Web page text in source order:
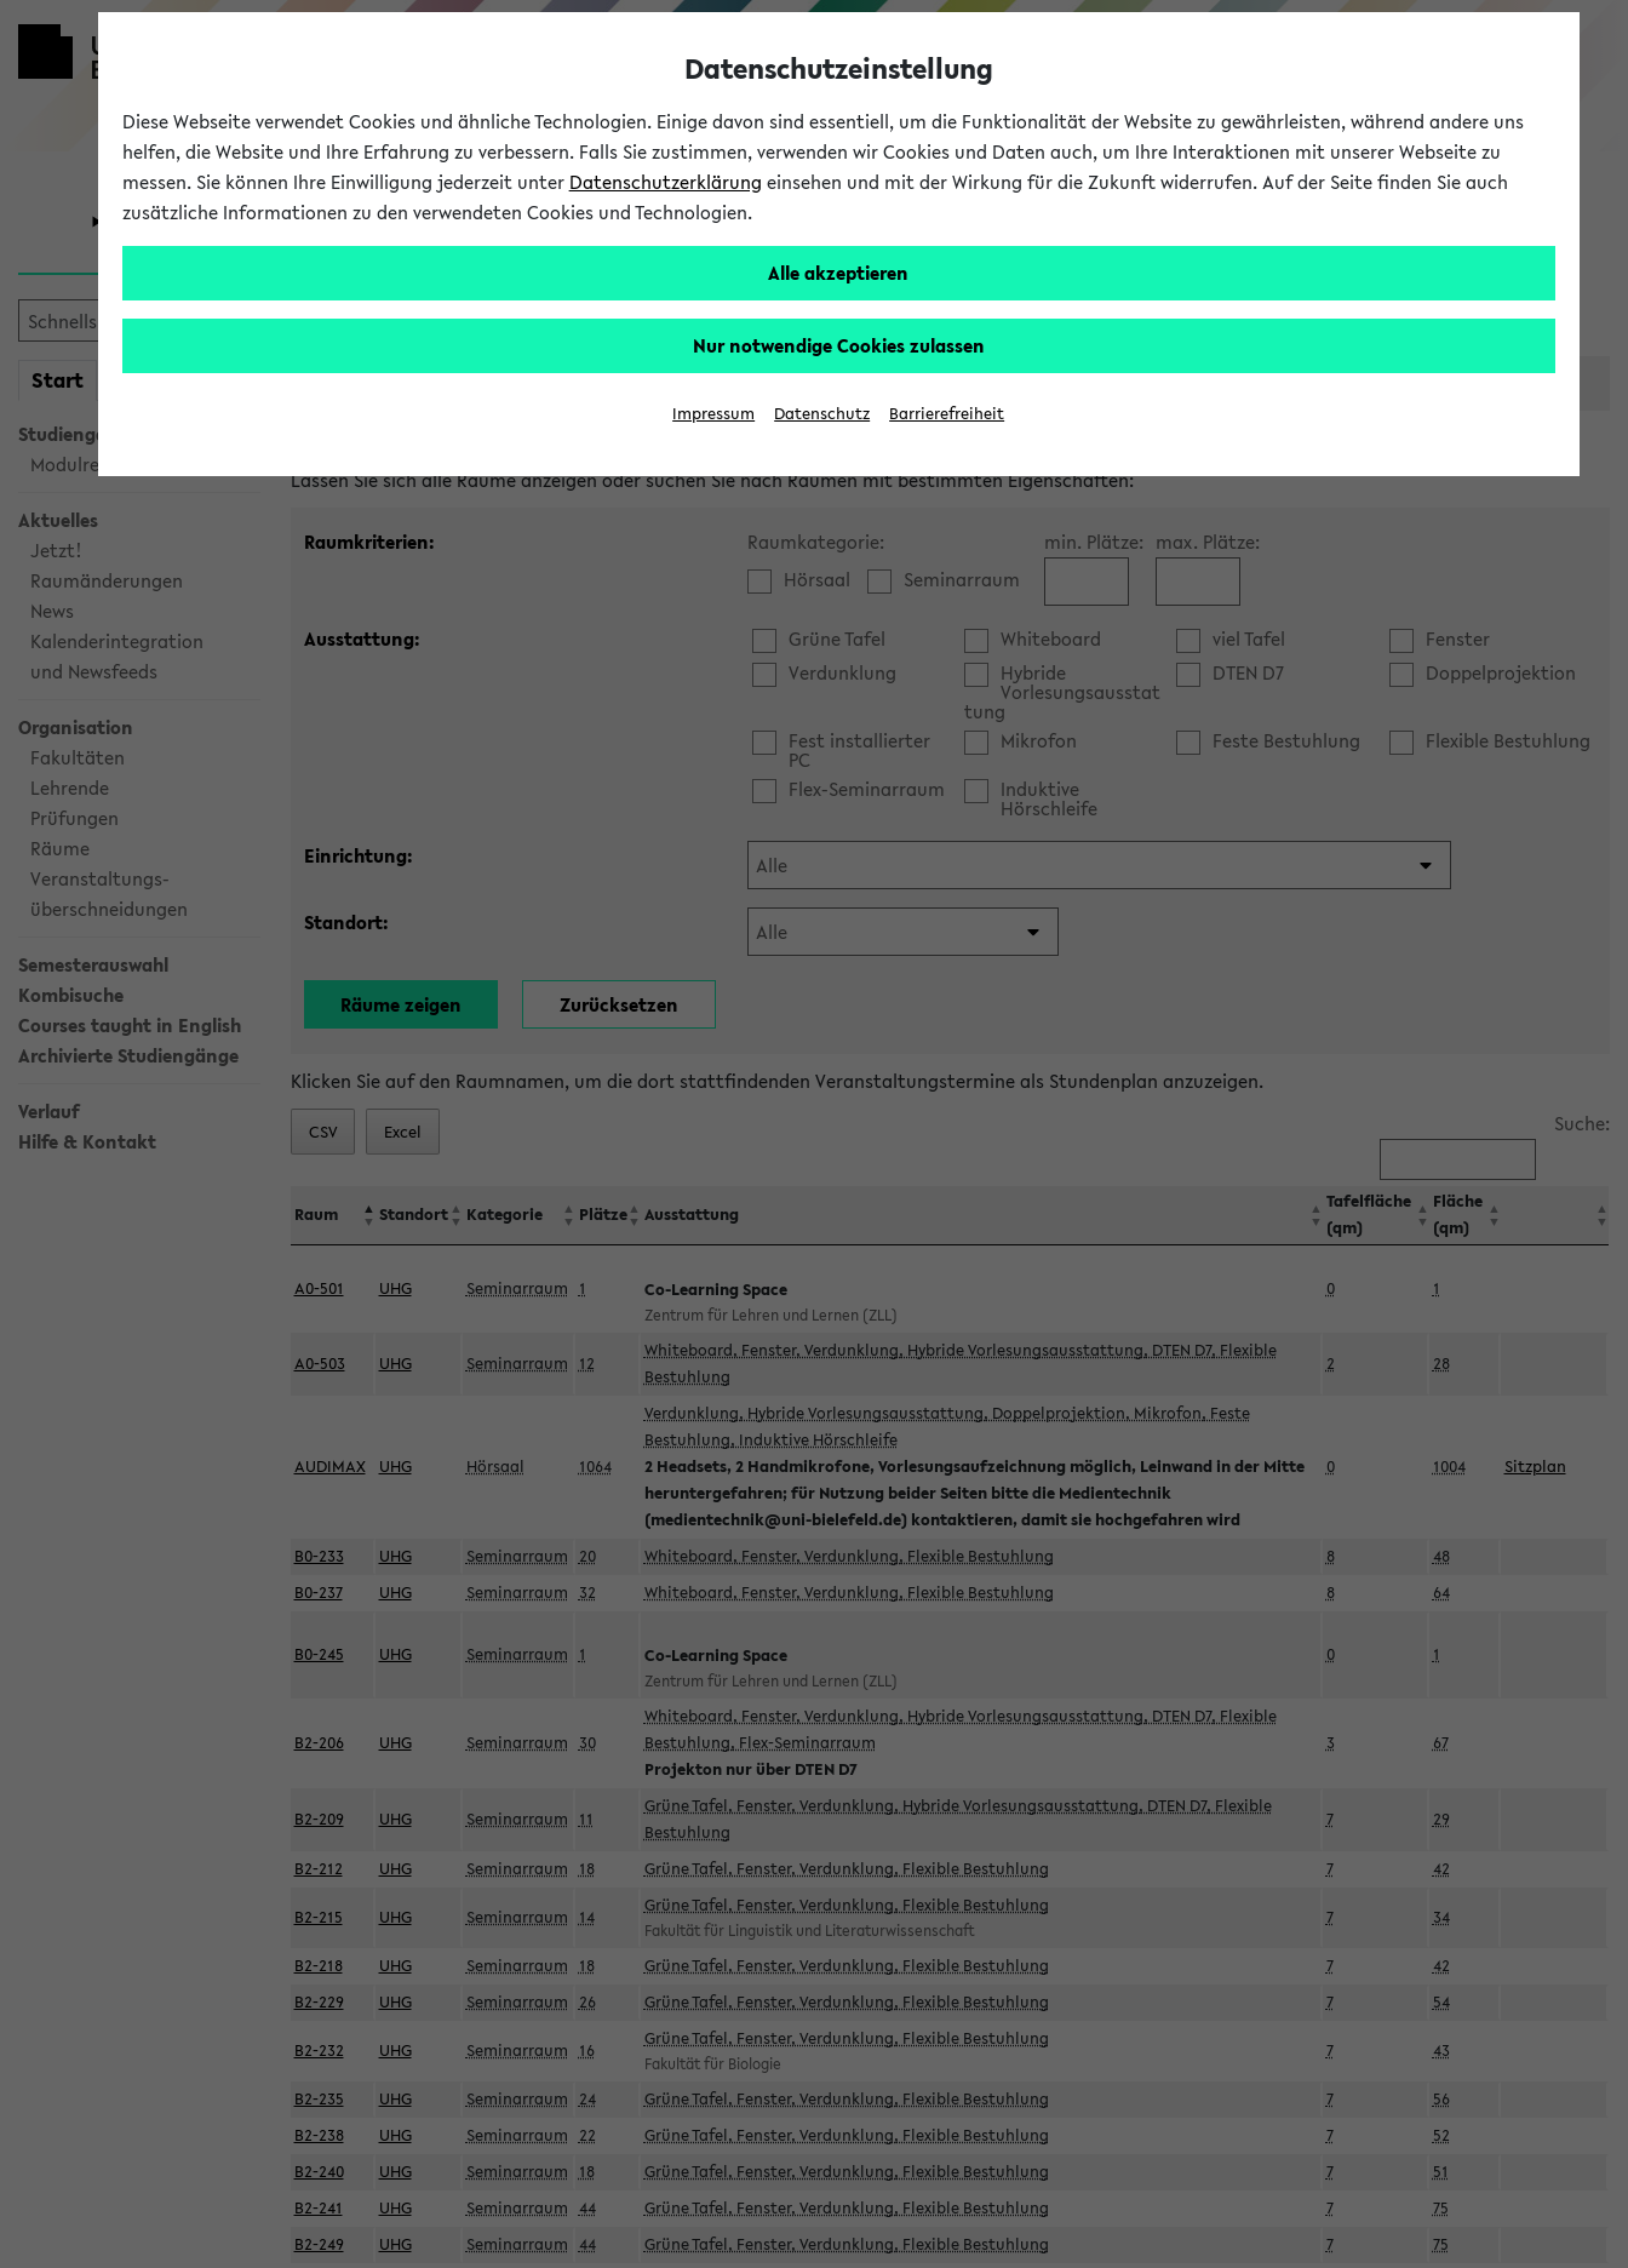
eKVV
Universität Forschung Studium
Start meineKVV
Studiengangsauswahl
Modulrecherche
Aktuelles
Jetzt!
Raumänderungen
News
Kalenderintegration
und Newsfeeds
Organisation
Fakultäten
Lehrende
Prüfungen
Räume
Veranstaltungs-
überschneidungen
Semesterauswahl
Kombisuche
Courses taught in English
Archivierte Studiengänge
Verlauf
Hilfe & Kontakt
Im eKVV verwaltete Räume
Lassen Sie sich alle Räume anzeigen oder suchen Sie nach Räumen mit bestimmten Eigenschaften:
Raumkriterien:
Raumkategorie:
Hörsaal
Seminarraum
min. Plätze: max. Plätze:
Ausstattung: Grüne Tafel Whiteboard viel Tafel
Fenster
Verdunklung
Hybride
Vorlesungsausstat
tung
DTEN D7 Doppelprojektion
Fest installierter
PC
Mikrofon Feste Bestuhlung
Flexible Bestuhlung
Flex-Seminarraum
Induktive
Hörschleife
Einrichtung:
Standort:
Klicken Sie auf den Raumnamen, um die dort stattfindenden Veranstaltungstermine als Stundenplan anzuzeigen.
CSV Excel Suche:
Raum Standort Kategorie Plätze Ausstattung
Tafelfläche
(qm)
Fläche
(qm)
A0-501 UHG Seminarraum 1 Co-Learning Space
Zentrum für Lehren und Lernen (ZLL)
0 1
A0-503 UHG Seminarraum 12
Whiteboard, Fenster, Verdunklung, Hybride Vorlesungsausstattung, DTEN D7, Flexible
Bestuhlung
2 28
AUDIMAX UHG Hörsaal 1064
Verdunklung, Hybride Vorlesungsausstattung, Doppelprojektion, Mikrofon, Feste
Bestuhlung, Induktive Hörschleife
2 Headsets, 2 Handmikrofone, Vorlesungsaufzeichnung möglich, Leinwand in der Mitte
heruntergefahren; für Nutzung beider Seiten bitte die Medientechnik
(medientechnik@uni-bielefeld.de) kontaktieren, damit sie hochgefahren wird
0 1004 Sitzplan
B0-233 UHG Seminarraum 20 Whiteboard, Fenster, Verdunklung, Flexible Bestuhlung 8
48
B0-237
UHG Seminarraum 32 Whiteboard, Fenster, Verdunklung, Flexible Bestuhlung 8 64
B0-245 UHG Seminarraum 1 Co-Learning Space
Zentrum für Lehren und Lernen (ZLL)
0 1
B2-206 UHG Seminarraum 30
Whiteboard, Fenster, Verdunklung, Hybride Vorlesungsausstattung, DTEN D7, Flexible
Bestuhlung, Flex-Seminarraum
Projekton nur über DTEN D7
3 67
B2-209 UHG Seminarraum 11
Grüne Tafel, Fenster, Verdunklung, Hybride Vorlesungsausstattung, DTEN D7, Flexible
Bestuhlung
7 29
B2-212 UHG Seminarraum 18 Grüne Tafel, Fenster, Verdunklung, Flexible Bestuhlung 7 42
B2-215 UHG Seminarraum 14
Grüne Tafel, Fenster, Verdunklung, Flexible Bestuhlung
Fakultät für Linguistik und Literaturwissenschaft
7 34
B2-218 UHG Seminarraum 18 Grüne Tafel, Fenster, Verdunklung, Flexible Bestuhlung 7
42
B2-229
UHG Seminarraum 26 Grüne Tafel, Fenster, Verdunklung, Flexible Bestuhlung 7 54
B2-232 UHG Seminarraum 16
Grüne Tafel, Fenster, Verdunklung, Flexible Bestuhlung
Fakultät für Biologie
7 43
B2-235 UHG Seminarraum 24 Grüne Tafel, Fenster, Verdunklung, Flexible Bestuhlung 7
56
B2-238
UHG Seminarraum 22 Grüne Tafel, Fenster, Verdunklung, Flexible Bestuhlung 7
52
B2-240
UHG Seminarraum 18 Grüne Tafel, Fenster, Verdunklung, Flexible Bestuhlung 7
51
B2-241
UHG Seminarraum 44 Grüne Tafel, Fenster, Verdunklung, Flexible Bestuhlung 7
75
B2-249
UHG Seminarraum 44 Grüne Tafel, Fenster, Verdunklung, Flexible Bestuhlung 7 75
Datenschutzeinstellung
Diese Webseite verwendet Cookies und ähnliche Technologien. Einige davon sind essentiell, um die Funktionalität der Website zu gewährleisten, während andere uns
helfen, die Website und Ihre Erfahrung zu verbessern. Falls Sie zustimmen, verwenden wir Cookies und Daten auch, um Ihre Interaktionen mit unserer Webseite zu
messen. Sie können Ihre Einwilligung jederzeit unter Datenschutzerklärung einsehen und mit der Wirkung für die Zukunft widerrufen. Auf der Seite finden Sie auch
zusätzliche Informationen zu den verwendeten Cookies und Technologien.
Alle akzeptieren
Nur notwendige Cookies zulassen
Impressum Datenschutz Barrierefreiheit